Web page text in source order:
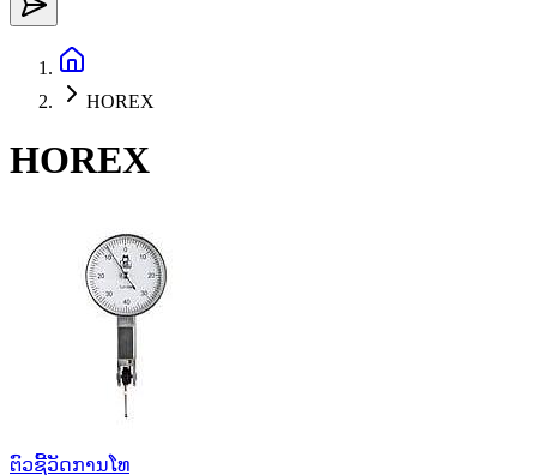
HOREX
HOREX
ຕົວຊີ້ວັດການໂທ